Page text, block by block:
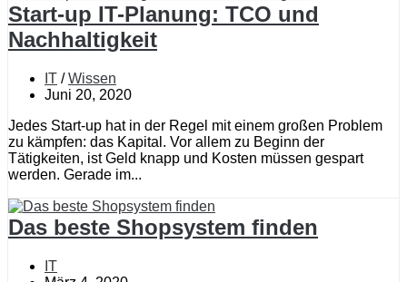
Start-up IT-Planung: TCO und
Nachhaltigkeit
IT /Wissen
Juni 20, 2020
Jedes Start-up hat in der Regel mit einem großen Problem
zu kämpfen: das Kapital. Vor allem zu Beginn der
Tätigkeiten, ist Geld knapp und Kosten müssen gespart
werden. Gerade im...
Das beste Shopsystem finden
IT